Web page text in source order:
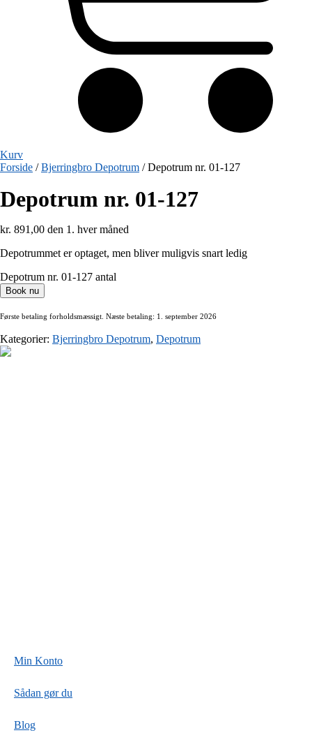
Kurv
Forside /Bjerringbro Depotrum / Depotrum nr. 01-127
Depotrum nr. 01-127
kr. 891,00 den 1. hver måned
Depotrummet er optaget, men bliver muligvis snart ledig
Depotrum nr. 01-127 antal
Book nu
Første betaling forholdsmæssigt. Næste betaling: 1. september 2026
Kategorier: Bjerringbro Depotrum, Depotrum
Min Konto
Sådan gør du
Blog